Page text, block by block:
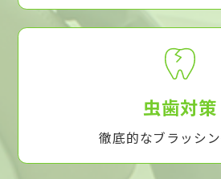
虫歯対策
徹底的なブラッシ